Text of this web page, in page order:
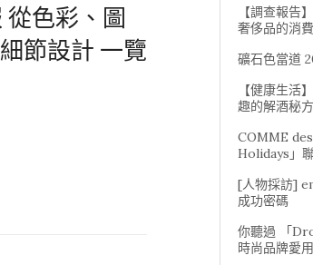
從色彩、圖
節設計 一覽
【調查報告
奢侈品的消
礦石色當道
【健康生活
趣的解酒秘方
COMME
Holidays」
[人物採訪]
成功密碼
你聽過 「
時尚品牌愛